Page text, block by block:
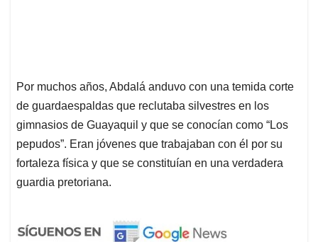
Por muchos años, Abdalá anduvo con una temida corte
de guardaespaldas que reclutaba silvestres en los
gimnasios de Guayaquil y que se conocían como “Los
pepudos”. Eran jóvenes que trabajaban con él por su
fortaleza física y que se constituían en una verdadera
guardia pretoriana.